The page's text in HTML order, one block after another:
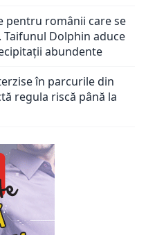
pentru românii care se
Taifunul Dolphin aduce
abundente
în parcurile din
regula riscă până la